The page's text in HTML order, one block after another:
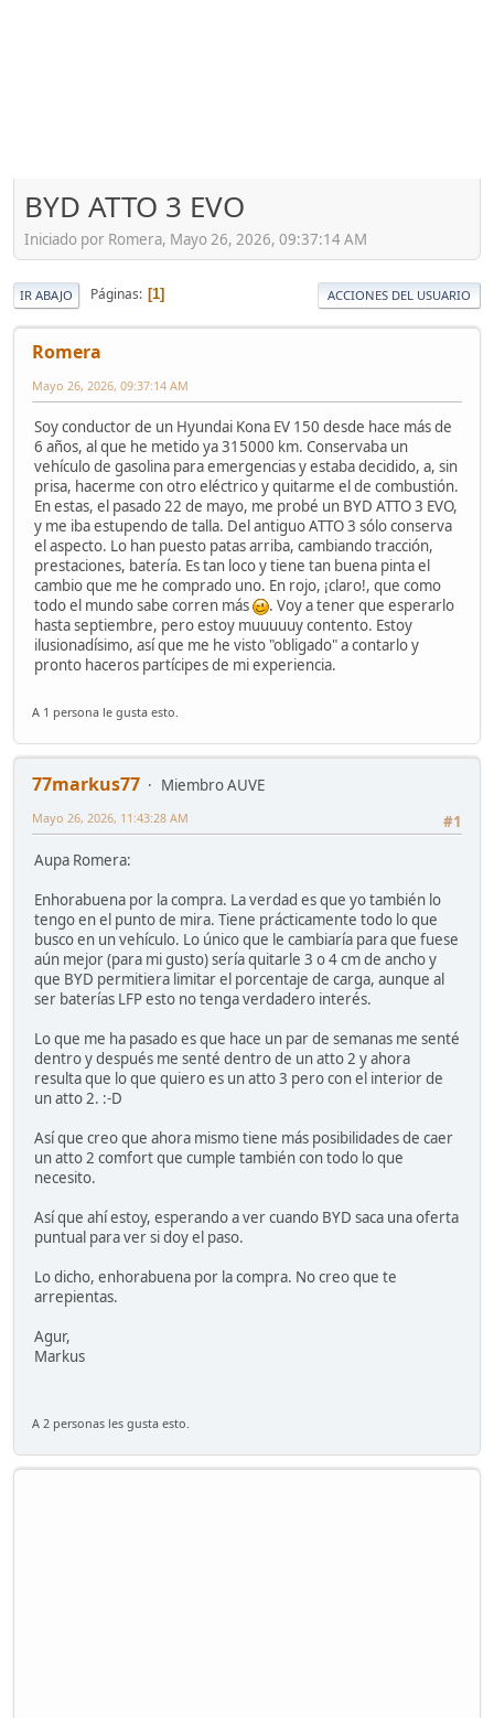
BYD ATTO 3 EVO
Iniciado por Romera, Mayo 26, 2026, 09:37:14 AM
IR ABAJO Páginas 1 ACCIONES DEL USUARIO
Romera
Mayo 26, 2026, 09:37:14 AM
Soy conductor de un Hyundai Kona EV 150 desde hace más de
6 años, al que he metido ya 315000 km. Conservaba un
vehículo de gasolina para emergencias y estaba decidido, a, sin
prisa, hacerme con otro eléctrico y quitarme el de combustión.
En estas, el pasado 22 de mayo, me probé un BYD ATTO 3 EVO,
y me iba estupendo de talla. Del antiguo ATTO 3 sólo conserva
el aspecto. Lo han puesto patas arriba, cambiando tracción,
prestaciones, batería. Es tan loco y tiene tan buena pinta el
cambio que me he comprado uno. En rojo, ¡claro!, que como
todo el mundo sabe corren más
. Voy a tener que esperarlo
hasta septiembre, pero estoy muuuuuy contento. Estoy
ilusionadísimo, así que me he visto "obligado" a contarlo y
pronto haceros partícipes de mi experiencia.
A 1 persona le gusta esto.
77markus77
Miembro AUVE
#1
Mayo 26, 2026, 11:43:28 AM
Aupa Romera:
Enhorabuena por la compra. La verdad es que yo también lo
tengo en el punto de mira. Tiene prácticamente todo lo que
busco en un vehículo. Lo único que le cambiaría para que fuese
aún mejor (para mi gusto) sería quitarle 3 o 4 cm de ancho y
que BYD permitiera limitar el porcentaje de carga, aunque al
ser baterías LFP esto no tenga verdadero interés.
Lo que me ha pasado es que hace un par de semanas me senté
dentro y después me senté dentro de un atto 2 y ahora
resulta que lo que quiero es un atto 3 pero con el interior de
un atto 2. :-D
Así que creo que ahora mismo tiene más posibilidades de caer
un atto 2 comfort que cumple también con todo lo que
necesito.
Así que ahí estoy, esperando a ver cuando BYD saca una oferta
puntual para ver si doy el paso.
Lo dicho, enhorabuena por la compra. No creo que te
arrepientas.
Agur,
Markus
A 2 personas les gusta esto.